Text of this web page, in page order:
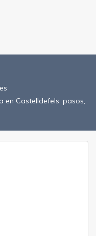
en Castelldefels: pasos,